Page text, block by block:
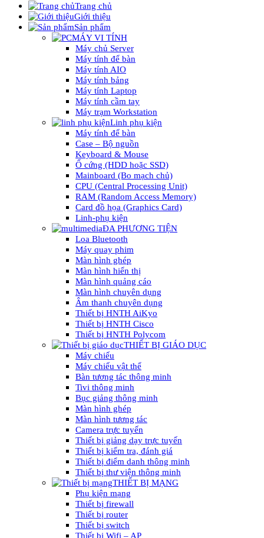
Trang chủ
Giới thiệu
Sản phẩm
MÁY VI TÍNH
Máy chủ Server
Máy tính để bàn
Máy tính AIO
Máy tính bảng
Máy tính Laptop
Máy tính cầm tay
Máy trạm Workstation
Linh phụ kiện
Máy tính để bàn
Case – Bộ nguồn
Keyboard & Mouse
Ổ cứng (HDD hoặc SSD)
Mainboard (Bo mạch chủ)
CPU (Central Processing Unit)
RAM (Random Access Memory)
Card đồ họa (Graphics Card)
Linh-phụ kiện
ĐA PHƯƠNG TIỆN
Loa Bluetooth
Máy quay phim
Màn hình ghép
Màn hình hiển thị
Màn hình quảng cáo
Màn hình chuyên dụng
Âm thanh chuyên dụng
Thiết bị HNTH AiKyo
Thiết bị HNTH Cisco
Thiết bị HNTH Polycom
THIẾT BỊ GIÁO DỤC
Máy chiếu
Máy chiếu vật thể
Bàn tương tác thông minh
Tivi thông minh
Bục giảng thông minh
Màn hình ghép
Màn hình tương tác
Camera trực tuyến
Thiết bị giảng dạy trực tuyến
Thiết bị kiểm tra, đánh giá
Thiết bị điểm danh thông minh
Thiết bị thư viện thông minh
THIẾT BỊ MẠNG
Phụ kiện mạng
Thiết bị firewall
Thiết bị router
Thiết bị switch
Thiết bị Wifi – AP